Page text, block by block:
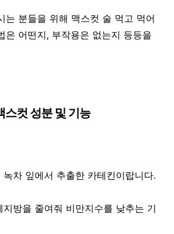
는 분들을 위해 맥스컷 술 먹고 먹어
은 어떤지, 부작용은 없는지 등등을
스컷 성분 및 기능
차 잎에서 추출한 카테킨이랍니다.
방을 줄여줘 비만지수를 낮추는 기